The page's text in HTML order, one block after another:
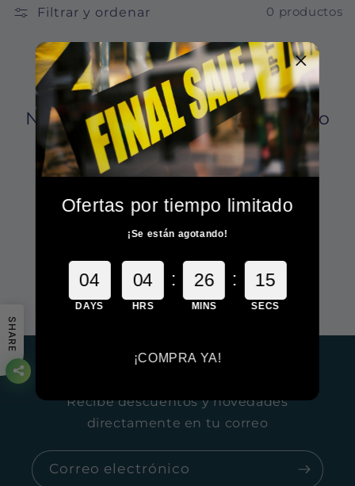
e
Filtrar y ordenar 0 productos
No se encontró ningún producto
Usa menos filtros o
elimínalos todos
Suscríbete
Recibe descuentos y novedades
directamente en tu correo
Correo electrónico
SHARE
Ofertas por tiempo limitado
¡Se están agotando!
04
DAYS
04
HRS
: 26
MINS
: 15
SECS
¡COMPRA YA!